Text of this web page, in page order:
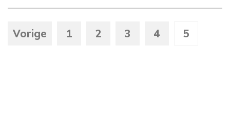
Vorige 1 2 3 4 5